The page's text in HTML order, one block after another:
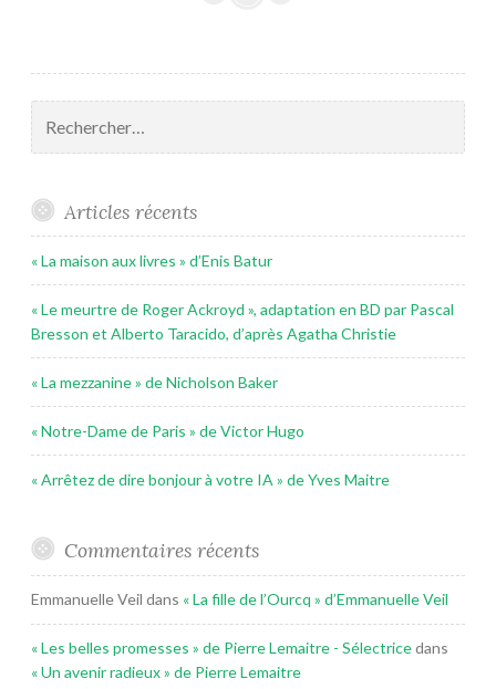
Articles récents
« La maison aux livres » d’Enis Batur
« Le meurtre de Roger Ackroyd », adaptation en BD par Pascal
Bresson et Alberto Taracido, d’après Agatha Christie
« La mezzanine » de Nicholson Baker
« Notre-Dame de Paris » de Victor Hugo
« Arrêtez de dire bonjour à votre IA » de Yves Maitre
Commentaires récents
Emmanuelle Veil dans « La fille de l’Ourcq » d’Emmanuelle Veil
« Les belles promesses » de Pierre Lemaitre - Sélectricedans
« Un avenir radieux » de Pierre Lemaitre